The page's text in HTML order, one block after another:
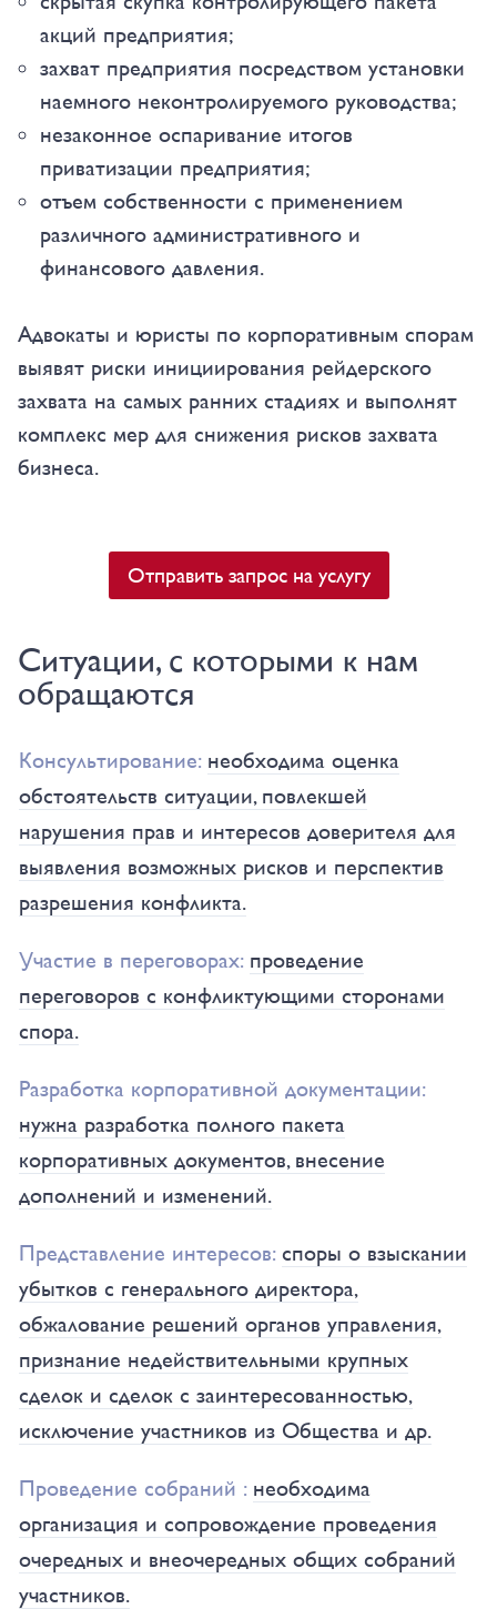
акций предприятия;
захват предприятия посредством установки
наемного неконтролируемого руководства;
незаконное оспаривание итогов
приватизации предприятия;
отъем собственности с применением
различного административного и
финансового давления.
Адвокаты и юристы по корпоративным спорам
выявят риски инициирования рейдерского
захвата на самых ранних стадиях и выполнят
комплекс мер для снижения рисков захвата
бизнеса.
Отправить запрос на услугу
Ситуации, с которыми к нам
обращаются
Консультирование: необходима оценка
обстоятельств ситуации, повлекшей
нарушения прав и интересов доверителя для
выявления возможных рисков и перспектив
разрешения конфликта.
Участие в переговорах: проведение
переговоров с конфликтующими сторонами
спора.
Разработка корпоративной документации:
нужна разработка полного пакета
корпоративных документов, внесение
дополнений и изменений.
Представление интересов: споры о взыскании
убытков с генерального директора,
обжалование решений органов управления,
признание недействительными крупных
сделок и сделок с заинтересованностью,
исключение участников из Общества и др.
Проведение собраний : необходима
организация и сопровождение проведения
очередных и внеочередных общих собраний
участников.